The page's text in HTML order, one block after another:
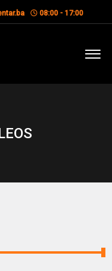
08:00 - 17:00